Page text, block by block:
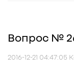
Вопрос №
2016-12-21